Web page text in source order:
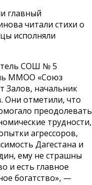
главный
читали стихи о
исполняли
СОШ № 5
ММОО «Союз
Залов, начальник
Они отметили, что
преодолевать
трудности,
агрессоров,
Дагестана и
ему не страшны
и есть главное
богатство», —